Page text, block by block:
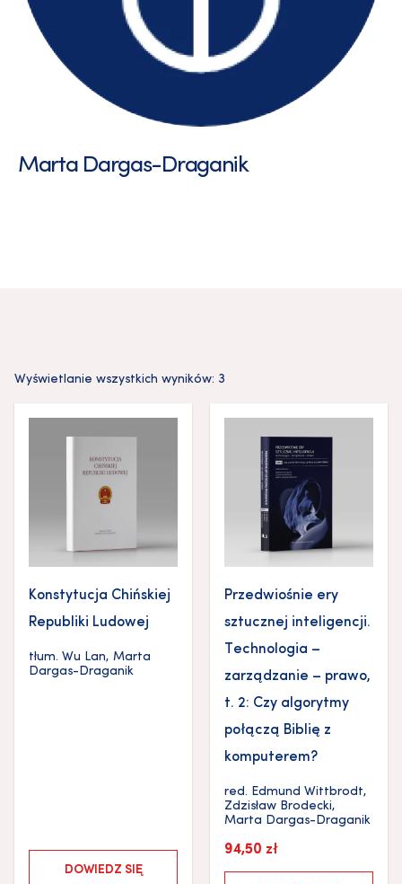
Marta Dargas-Draganik
Wyświetlanie wszystkich wyników: 3
Konstytucja Chińskiej
Republiki Ludowej
tłum. Wu Lan, Marta
Dargas-Draganik
DOWIEDZ SIĘ
Przedwiośnie ery
sztucznej inteligencji.
Technologia –
zarządzanie – prawo,
t. 2: Czy algorytmy
połączą Biblię z
komputerem?
red. Edmund Wittbrodt,
Zdzisław Brodecki,
Marta Dargas-Draganik
94,50 zł